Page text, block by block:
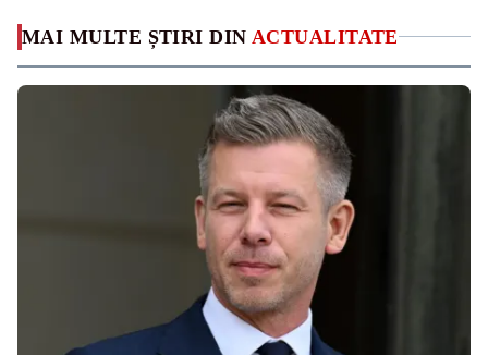
MAI MULTE ȘTIRI DIN ACTUALITATE